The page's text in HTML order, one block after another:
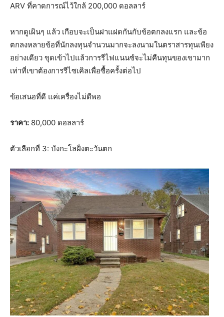
ARV ที่คาดการณ์ไว้ใกล้ 200,000 ดอลลาร์
หากดูเผินๆ แล้ว เกือบจะเป็นฝาแฝดกันกับข้อตกลงแรก และข้อ
ตกลงหลายข้อที่นักลงทุนจำนวนมากจะลงนามในตราสารทุนเพียง
อย่างเดียว ขุดเข้าไปแล้วการรีไฟแนนซ์จะไม่คืนทุนของเขามาก
เท่าที่เขาต้องการรีไซเคิลเพื่อซื้อครั้งต่อไป
ข้อเสนอที่ดี แค่เครื่องไม่ดีพอ
ราคา: 80,000 ดอลลาร์
ตัวเลือกที่ 3: บังกะโลฝั่งตะวันตก